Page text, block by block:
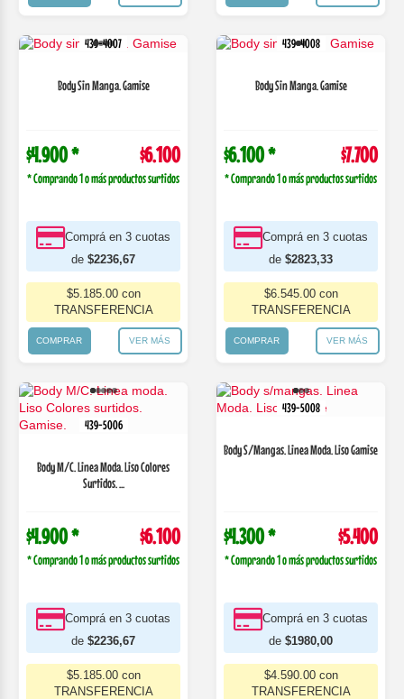
439-4007
Body Sin Manga. Gamise
$4.900 * $6.100
* Comprando 1 o más productos surtidos
Comprá en 3 cuotas
de $2236,67
$5.185.00 con
TRANSFERENCIA
COMPRAR VER MÁS
439-4008
Body Sin Manga. Gamise
$6.100 * $7.700
* Comprando 1 o más productos surtidos
Comprá en 3 cuotas
de $2823,33
$6.545.00 con
TRANSFERENCIA
COMPRAR VER MÁS
439-5006
Body M/C. Linea Moda. Liso Colores
Surtidos. ...
$4.900 * $6.100
* Comprando 1 o más productos surtidos
Comprá en 3 cuotas
de $2236,67
$5.185.00 con
TRANSFERENCIA
439-5008
Body S/Mangas. Linea Moda. Liso Gamise
$4.300 * $5.400
* Comprando 1 o más productos surtidos
Comprá en 3 cuotas
de $1980,00
$4.590.00 con
TRANSFERENCIA